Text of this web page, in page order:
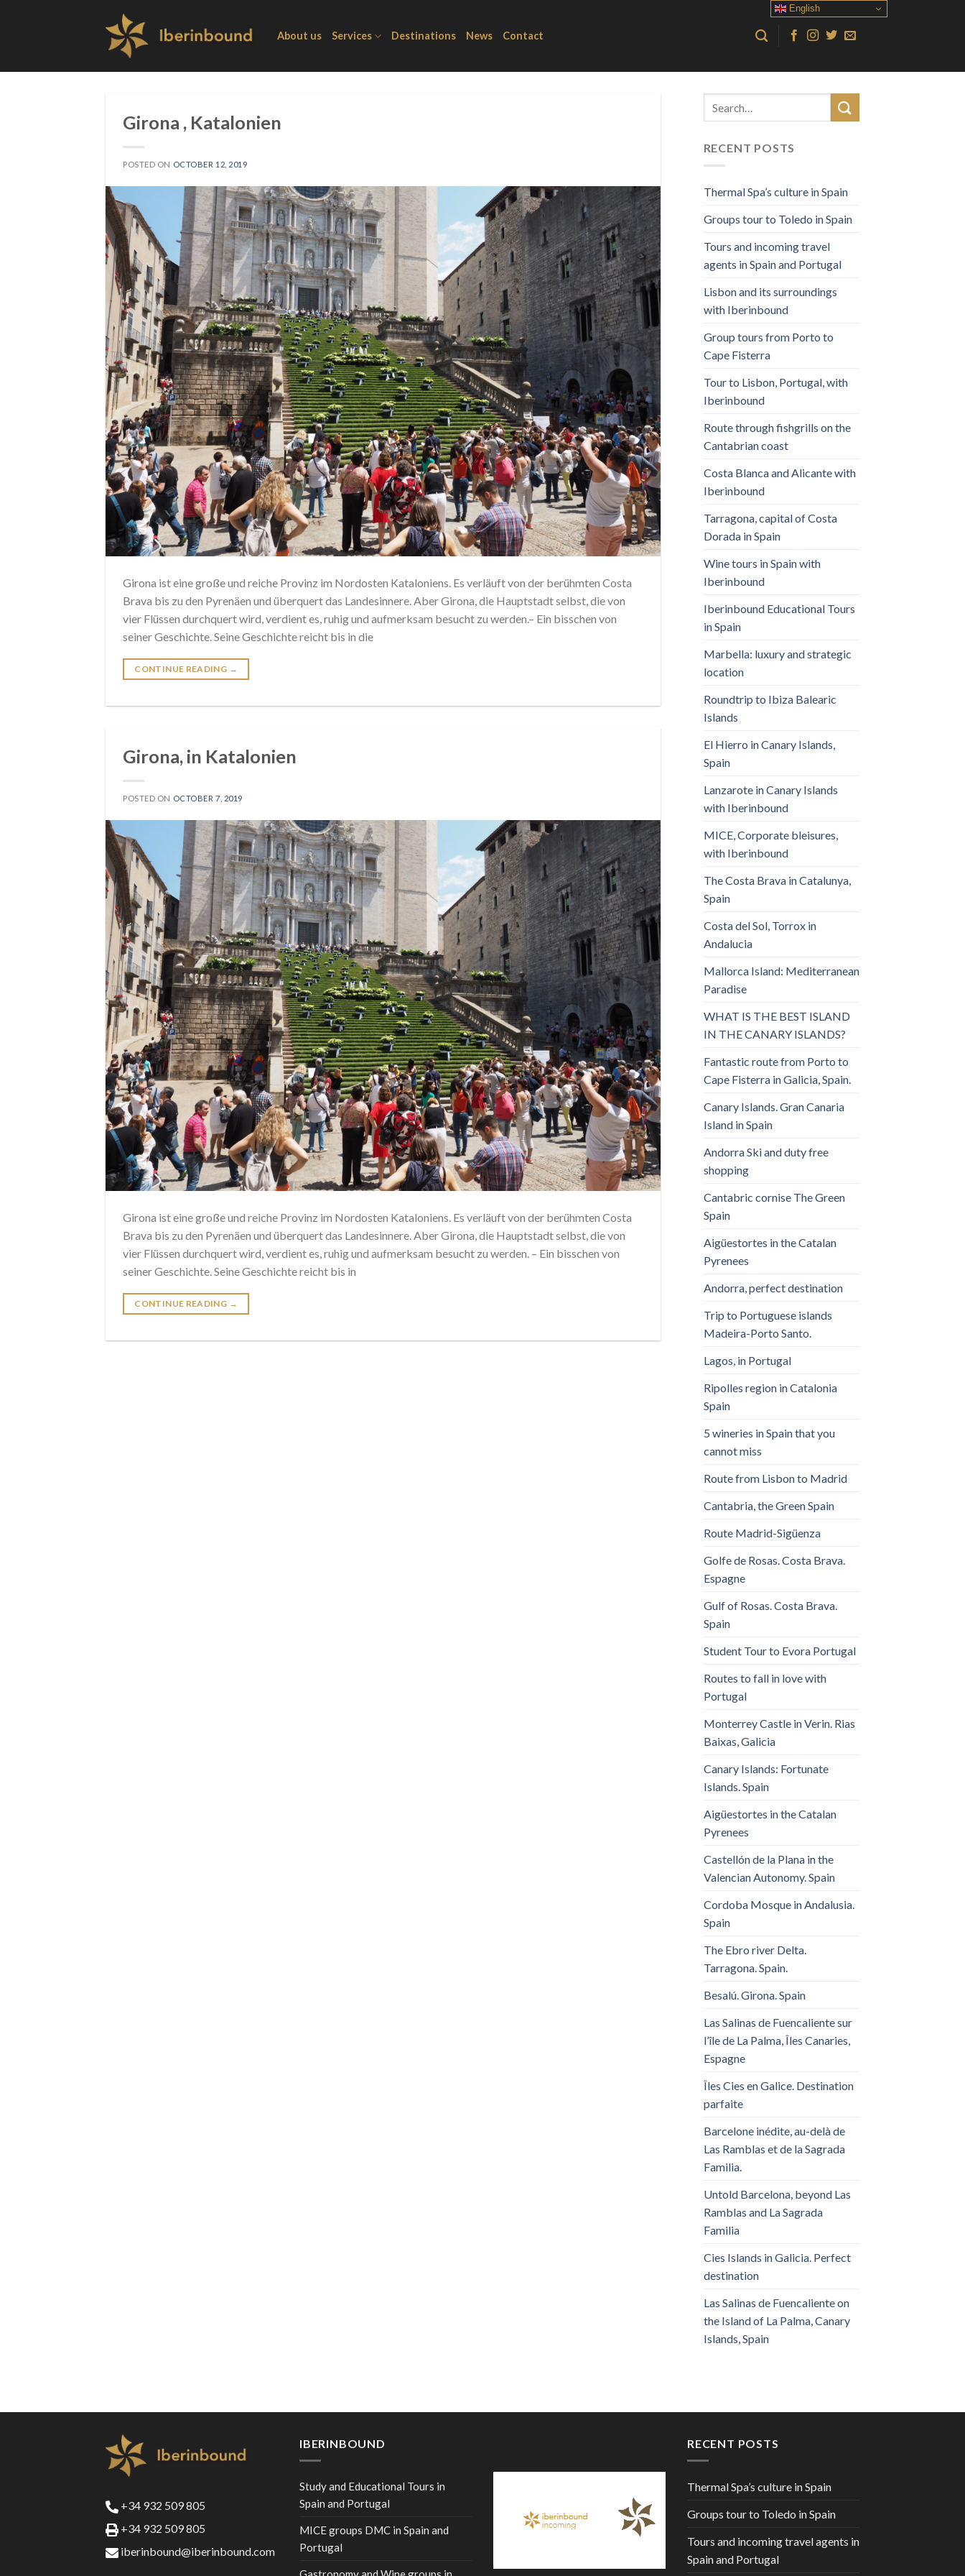
About us Services Destinations News Contact
Girona , Katalonien
POSTED ON OCTOBER 12, 2019
Girona ist eine große und reiche Provinz im Nordosten Kataloniens. Es verläuft von der berühmten Costa
Brava bis zu den Pyrenäen und überquert das Landesinnere. Aber Girona, die Hauptstadt selbst, die von
vier Flüssen durchquert wird, verdient es, ruhig und aufmerksam besucht zu werden.– Ein bisschen von
seiner Geschichte. Seine Geschichte reicht bis in die
CONTINUE READING →
Girona, in Katalonien
POSTED ON OCTOBER 7, 2019
Girona ist eine große und reiche Provinz im Nordosten Kataloniens. Es verläuft von der berühmten Costa
Brava bis zu den Pyrenäen und überquert das Landesinnere. Aber Girona, die Hauptstadt selbst, die von
vier Flüssen durchquert wird, verdient es, ruhig und aufmerksam besucht zu werden. – Ein bisschen von
seiner Geschichte. Seine Geschichte reicht bis in
CONTINUE READING →
RECENT POSTS
Thermal Spa’s culture in Spain
Groups tour to Toledo in Spain
Tours and incoming travel
agents in Spain and Portugal
Lisbon and its surroundings
with Iberinbound
Group tours from Porto to
Cape Fisterra
Tour to Lisbon, Portugal, with
Iberinbound
Route through fishgrills on the
Cantabrian coast
Costa Blanca and Alicante with
Iberinbound
Tarragona, capital of Costa
Dorada in Spain
Wine tours in Spain with
Iberinbound
Iberinbound Educational Tours
in Spain
Marbella: luxury and strategic
location
Roundtrip to Ibiza Balearic
Islands
El Hierro in Canary Islands,
Spain
Lanzarote in Canary Islands
with Iberinbound
MICE, Corporate bleisures,
with Iberinbound
The Costa Brava in Catalunya,
Spain
Costa del Sol, Torrox in
Andalucia
Mallorca Island: Mediterranean
Paradise
WHAT IS THE BEST ISLAND
IN THE CANARY ISLANDS?
Fantastic route from Porto to
Cape Fisterra in Galicia, Spain.
Canary Islands. Gran Canaria
Island in Spain
Andorra Ski and duty free
shopping
Cantabric cornise The Green
Spain
Aigüestortes in the Catalan
Pyrenees
Andorra, perfect destination
Trip to Portuguese islands
Madeira-Porto Santo.
Lagos, in Portugal
Ripolles region in Catalonia
Spain
5 wineries in Spain that you
cannot miss
Route from Lisbon to Madrid
Cantabria, the Green Spain
Route Madrid-Sigüenza
Golfe de Rosas. Costa Brava.
Espagne
Gulf of Rosas. Costa Brava.
Spain
Student Tour to Evora Portugal
Routes to fall in love with
Portugal
Monterrey Castle in Verin. Rias
Baixas, Galicia
Canary Islands: Fortunate
Islands. Spain
Aigüestortes in the Catalan
Pyrenees
Castellón de la Plana in the
Valencian Autonomy. Spain
Cordoba Mosque in Andalusia.
Spain
The Ebro river Delta.
Tarragona. Spain.
Besalú. Girona. Spain
Las Salinas de Fuencaliente sur
l’île de La Palma, Îles Canaries,
Espagne
Îles Cies en Galice. Destination
parfaite
Barcelone inédite, au-delà de
Las Ramblas et de la Sagrada
Familia.
Untold Barcelona, ​​beyond Las
Ramblas and La Sagrada
Familia
Cies Islands in Galicia. Perfect
destination
Las Salinas de Fuencaliente on
the Island of La Palma, Canary
Islands, Spain
+34 932 509 805
+34 932 509 805
iberinbound@iberinbound.com
IBERINBOUND
Study and Educational Tours in
Spain and Portugal
MICE groups DMC in Spain and
Portugal
RECENT POSTS
Thermal Spa’s culture in Spain
Groups tour to Toledo in Spain
Tours and incoming travel agents in
Spain and Portugal
English